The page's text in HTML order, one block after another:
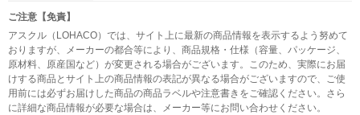
ご注意【免責】
アスクル（LOHACO）では、サイト上に最新の商品情報を表示するよう努めて
おりますが、メーカーの都合等により、商品規格・仕様（容量、パッケージ、
原材料、原産国など）が変更される場合がございます。このため、実際にお届
けする商品とサイト上の商品情報の表記が異なる場合がございますので、ご使
用前には必ずお届けした商品の商品ラベルや注意書きをご確認ください。さら
に詳細な商品情報が必要な場合は、メーカー等にお問い合わせください。